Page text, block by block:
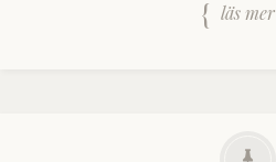
läs mer